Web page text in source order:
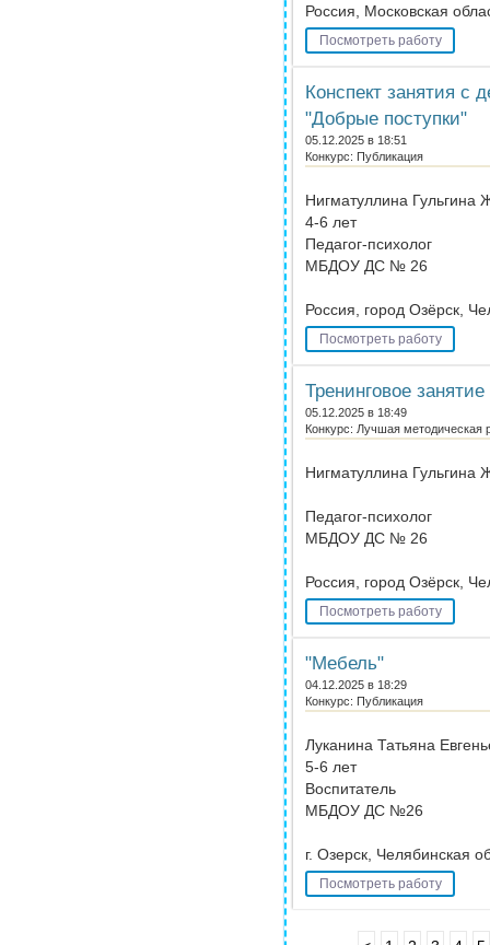
Россия, Московская
Посмотреть работу
Конспект занятия с
"Добрые поступки"
05.12.2025 в 18:51
Конкурс: Публикация
Нигматуллина Гульгина
4-6 лет
Педагог-психолог
МБДОУ ДС № 26
Россия, город Озёрск,
Посмотреть работу
Тренинговое
05.12.2025 в 18:49
Конкурс: Лучшая методическая
Нигматуллина Гульгина
Педагог-психолог
МБДОУ ДС № 26
Россия, город Озёрск,
Посмотреть работу
"Мебель"
04.12.2025 в 18:29
Конкурс: Публикация
Луканина Татьяна
5-6 лет
Воспитатель
МБДОУ ДС №26
г. Озерск, Челябинская
Посмотреть работу